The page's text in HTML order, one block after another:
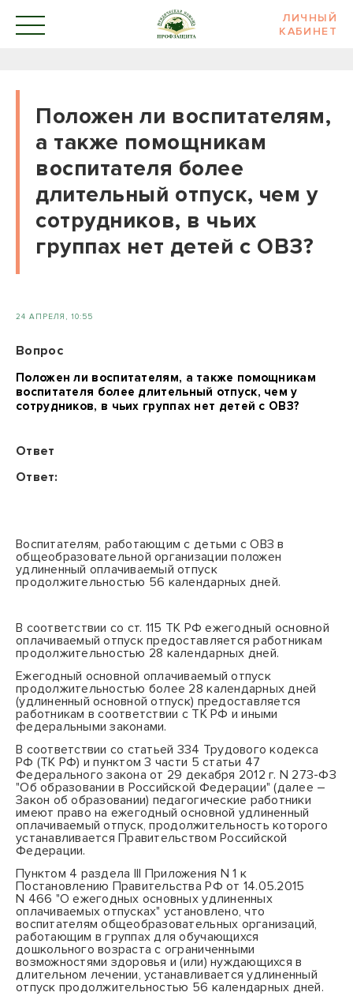
ЛИЧНЫЙ
КАБИНЕТ
Положен ли воспитателям,
а также помощникам
воспитателя более
длительный отпуск, чем у
сотрудников, в чьих
группах нет детей с ОВЗ?
24 АПРЕЛЯ, 10:55
Вопрос
Положен ли воспитателям, а также помощникам
воспитателя более длительный отпуск, чем у
сотрудников, в чьих группах нет детей с ОВЗ?
Ответ
Ответ:
Воспитателям, работающим с детьми с ОВЗ в
общеобразовательной организации положен
удлиненный оплачиваемый отпуск
продолжительностью 56 календарных дней.
В соответствии со ст. 115 ТК РФ ежегодный основной
оплачиваемый отпуск предоставляется работникам
продолжительностью 28 календарных дней.
Ежегодный основной оплачиваемый отпуск
продолжительностью более 28 календарных дней
(удлиненный основной отпуск) предоставляется
работникам в соответствии с ТКРФ и иными
федеральными законами.
В соответствии со статьей 334 Трудового кодекса
РФ (ТК РФ) и пунктом 3 части 5 статьи 47
Федерального закона от 29 декабря 2012 г. N 273-ФЗ
"Об образовании в Российской Федерации" (далее –
Закон об образовании) педагогические работники
имеют право на ежегодный основной удлиненный
оплачиваемый отпуск,продолжительность которого
устанавливается Правительством Российской
Федерации.
Пунктом 4 раздела III Приложения N 1 к
Постановлению Правительства РФ от 14.05.2015
N 466 "О ежегодных основных удлиненных
оплачиваемых отпусках" установлено, что
воспитателям общеобразовательных организаций,
работающим в группах для обучающихся
дошкольного возраста с ограниченными
возможностями здоровья и (или) нуждающихся в
длительном лечении, устанавливается удлиненный
отпуск продолжительностью 56 календарных дней.